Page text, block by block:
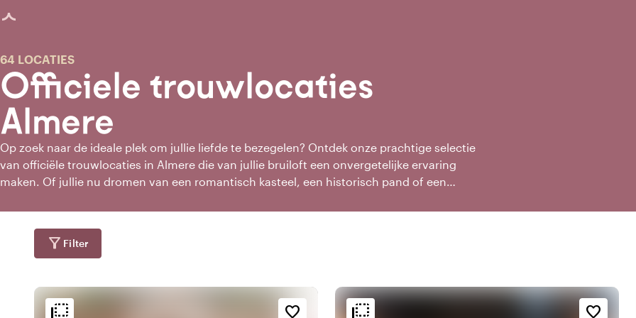
geladen
Officiele trouwlocaties
Almere
64 LOCATIES
Op zoek naar de ideale plek om jullie liefde te bezegelen? Ontdek onze prachtige selectie
van officiële trouwlocaties in Almere die van jullie bruiloft een onvergetelijke ervaring
maken. Of jullie nu dromen van een romantisch kasteel, een historisch pand of een
budget. laat je inspireren en vind jouw trouwlocatie in Almere.
filter_alt Filter
flip_to_back favorite_border
Sfeer en esthetiek flip_to_back favorite_border
Sfeer en esthetiek
Bereikbaarheid en ligging Bereikbaarheid en ligging